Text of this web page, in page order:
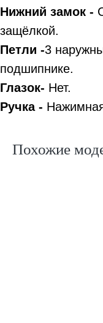
Нижний замок -
защёлкой.
Петли -3
подшипнике.
Глазок- Нет.
Ручка -
Похожие